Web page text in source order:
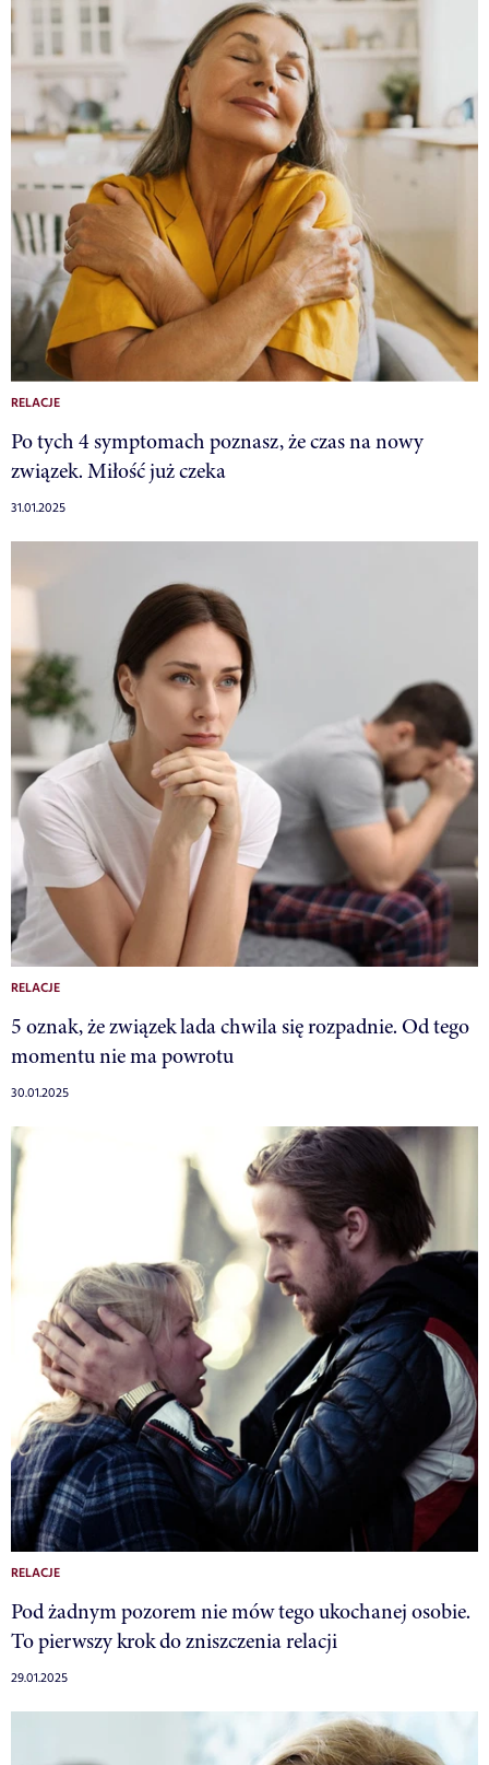
RELACJE
Po tych 4 symptomach poznasz, że czas na nowy
związek. Miłość już czeka
31.01.2025
RELACJE
5 oznak, że związek lada chwila się rozpadnie. Od tego
momentu nie ma powrotu
30.01.2025
RELACJE
Pod żadnym pozorem nie mów tego ukochanej osobie.
To pierwszy krok do zniszczenia relacji
29.01.2025